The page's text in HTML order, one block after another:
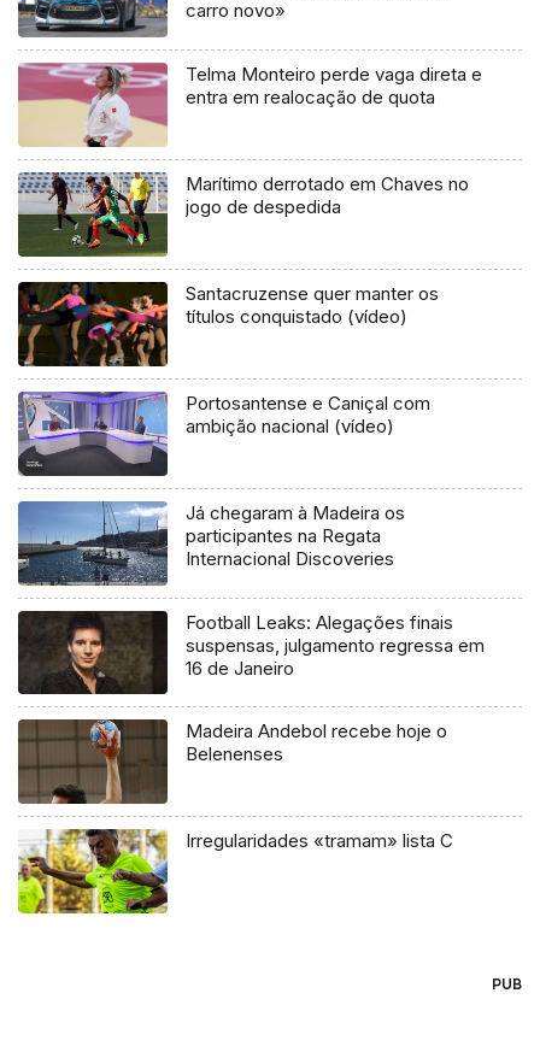
carro novo»
Telma Monteiro perde vaga direta e
entra em realocação de quota
Marítimo derrotado em Chaves no
jogo de despedida
Santacruzense quer manter os
títulos conquistado (vídeo)
Portosantense e Caniçal com
ambição nacional (vídeo)
Já chegaram à Madeira os
participantes na Regata
Internacional Discoveries
Football Leaks: Alegações finais
suspensas, julgamento regressa em
16 de Janeiro
Madeira Andebol recebe hoje o
Belenenses
Irregularidades «tramam» lista C
PUB